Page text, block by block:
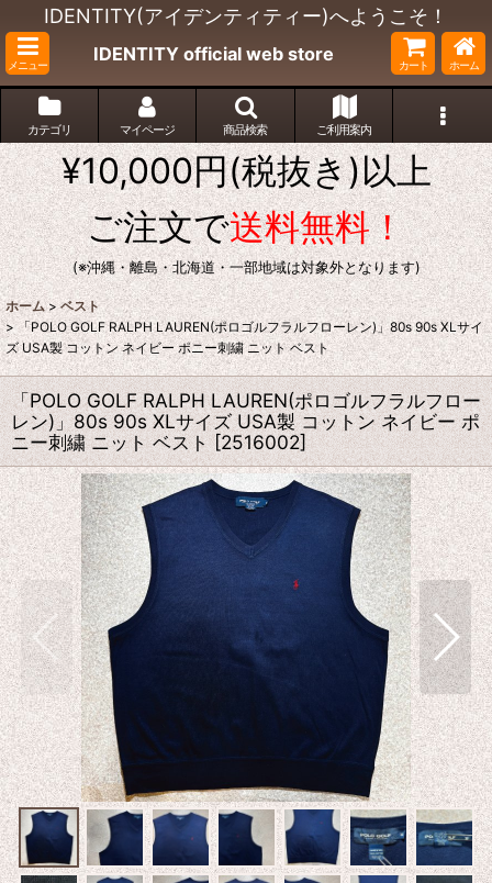
IDENTITY(アイデンティティー)へようこそ！
メニュー
IDENTITY official web store
カート ホーム
カテゴリ マイページ 商品検索 ご利用案内
¥10,000円(税抜き)以上
ご注文で送料無料！
(※沖縄・離島・北海道・一部地域は対象外となります)
ホーム > ベスト
> 「POLO GOLF RALPH LAUREN(ポロゴルフラルフローレン)」80s 90s XLサイ
ズ USA製 コットン ネイビー ポニー刺繍 ニット ベスト
「POLO GOLF RALPH LAUREN(ポロゴルフラルフロー
レン)」80s 90s XLサイズ USA製 コットン ネイビー ポ
ニー刺繍 ニット ベスト [2516002]